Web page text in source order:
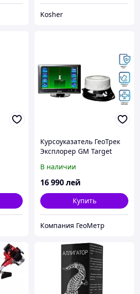
Kosher
Курсоуказатель ГеоТрек
Эксплорер GM Target
В наличии
16 990лей
Купить
Компания ГеоМетр